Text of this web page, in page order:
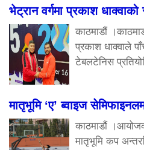
भेट्रान वर्गमा प्रकाश धाक्वाको
काठमाडौं
प्रकाश धाक्वाले
टेबलटेनिस
मातृभूमि ‘ए’ ब्वाइज
काठमाडौं
मातृभूमि कप